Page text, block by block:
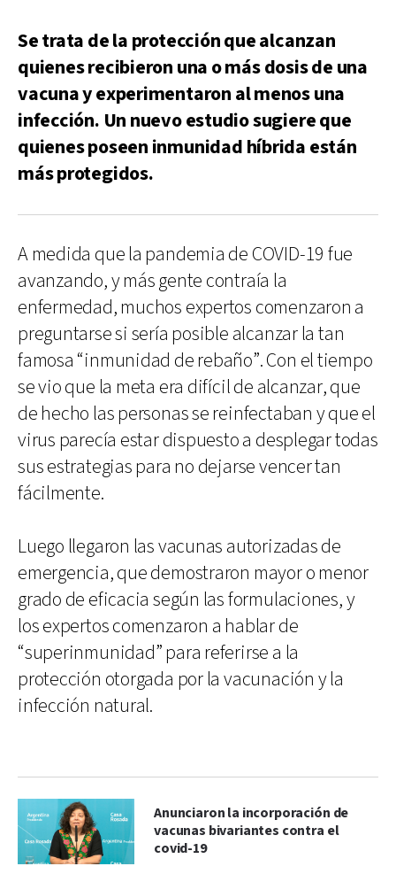
Se trata de la protección que alcanzan
quienes recibieron una o más dosis de una
vacuna y experimentaron al menos una
infección. Un nuevo estudio sugiere que
quienes poseen inmunidad híbrida están
más protegidos.
A medida que la pandemia de COVID-19 fue
avanzando, y más gente contraía la
enfermedad, muchos expertos comenzaron a
preguntarse si sería posible alcanzar la tan
famosa “inmunidad de rebaño”. Con el tiempo
se vio que la meta era difícil de alcanzar, que
de hecho las personas se reinfectaban y que el
virus parecía estar dispuesto a desplegar todas
sus estrategias para no dejarse vencer tan
fácilmente.
Luego llegaron las vacunas autorizadas de
emergencia, que demostraron mayor o menor
grado de eficacia según las formulaciones, y
los expertos comenzaron a hablar de
“superinmunidad” para referirse a la
protección otorgada por la vacunación y la
infección natural.
Anunciaron la incorporación de
vacunas bivariantes contra el
covid-19